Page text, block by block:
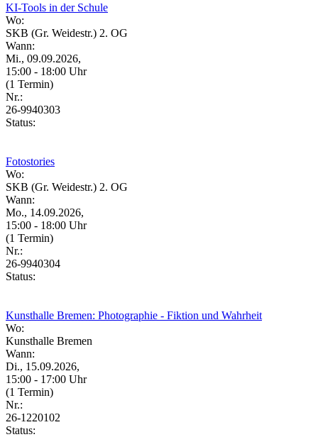
KI-Tools in der Schule
Wo:
SKB (Gr. Weidestr.) 2. OG
Wann:
Mi., 09.09.2026,
15:00 - 18:00 Uhr
(1 Termin)
Nr.:
26-9940303
Status:
Fotostories
Wo:
SKB (Gr. Weidestr.) 2. OG
Wann:
Mo., 14.09.2026,
15:00 - 18:00 Uhr
(1 Termin)
Nr.:
26-9940304
Status:
Kunsthalle Bremen: Photographie - Fiktion und Wahrheit
Wo:
Kunsthalle Bremen
Wann:
Di., 15.09.2026,
15:00 - 17:00 Uhr
(1 Termin)
Nr.:
26-1220102
Status: